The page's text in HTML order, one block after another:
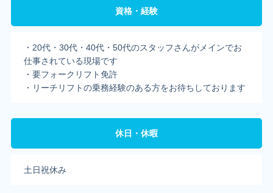
資格・経験
・20代・30代・40代・50代のスタッフさんがメインでお
仕事されている現場です
・要フォークリフト免許
・リーチリフトの乗務経験のある方をお待ちしております
休日・休暇
土日祝休み